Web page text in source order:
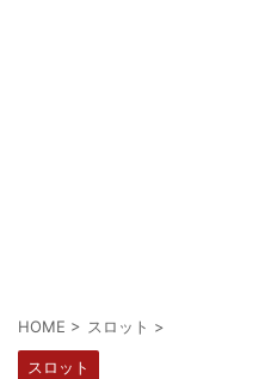
HOME > スロット >
スロット